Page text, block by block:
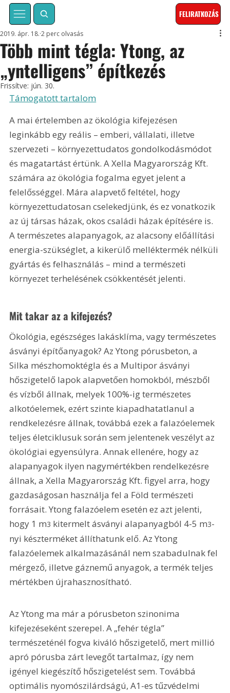
FELIRATKOZÁS
Több mint tégla: Ytong, az
„yntelligens” építkezés
2019. ápr. 18. 2 perc olvasás
Frissítve: jún. 30.
Támogatott tartalom
A mai értelemben az ökológia kifejezésen
leginkább egy reális – emberi, vállalati, illetve
szervezeti – környezettudatos gondolkodásmódot
és magatartást értünk. A Xella Magyarország Kft.
számára az ökológia fogalma egyet jelent a
felelősséggel. Mára alapvető feltétel, hogy
környezettudatosan cselekedjünk, és ez vonatkozik
az új társas házak, okos családi házak építésére is.
A természetes alapanyagok, az alacsony előállítási
energia-szükséglet, a kikerülő melléktermék nélküli
gyártás és felhasználás – mind a természeti
környezet terhelésének csökkentését jelenti.
Mit takar az a kifejezés?
Ökológia, egészséges lakásklíma, vagy természetes
ásványi építőanyagok? Az Ytong pórusbeton, a
Silka mészhomoktégla és a Multipor ásványi
hőszigetelő lapok alapvetően homokból, mészből
és vízből állnak, melyek 100%-ig természetes
alkotóelemek, ezért szinte kiapadhatatlanul a
rendkelezésre állnak, továbbá ezek a falazóelemek
teljes életciklusuk során sem jelentenek veszélyt az
ökológiai egyensúlyra. Annak ellenére, hogy az
alapanyagok ilyen nagymértékben rendelkezésre
állnak, a Xella Magyarország Kft. figyel arra, hogy
gazdaságosan használja fel a Föld természeti
forrásait. Ytong falazóelem esetén ez azt jelenti,
hogy 1 m3 kitermelt ásványi alapanyagból 4-5 m3-
nyi készterméket állíthatunk elő. Az Ytong
falazóelemek alkalmazá­sánál nem szabadulnak fel
mérgező, illetve gáznemű anyagok, a termék teljes
mértékben újrahasznosítható.
Az Ytong ma már a pórusbeton szinonima
kifejezéseként szerepel. A „fehér tégla”
természeténél fogva kiváló hőszigetelő, mert millió
apró pórusba zárt levegőt tartalmaz, így nem
igényel kiegészítő hőszigetelést sem. Továbbá
optimális nyomószilárdságú, A1-es tűzvédelmi